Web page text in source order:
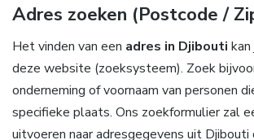
Adres zoeken (Postcode /
Het vinden van een adres in Djibouti
deze website (zoeksysteem). Zoek
onderneming of voornaam van personen
specifieke plaats. Ons zoekformulier zal
uitvoeren naar adresgegevens uit Djibouti